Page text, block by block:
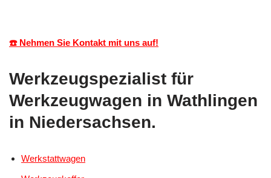
☎️ Nehmen Sie Kontakt mit uns auf!
Werkzeugspezialist für
Werkzeugwagen in Wathlingen
in Niedersachsen.
Werkstattwagen